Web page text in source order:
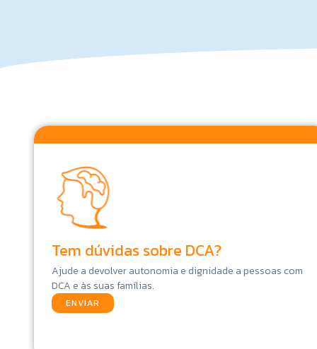
Tem dúvidas sobre DCA?
Ajude a devolver autonomia e dignidade a pessoas com
DCA e às suas famílias.
ENVIAR